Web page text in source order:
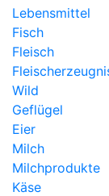
Lebensmittel
Fisch
Fleisch
Wild
Geflügel
Eier
Milch
Milchprodukte
Käse